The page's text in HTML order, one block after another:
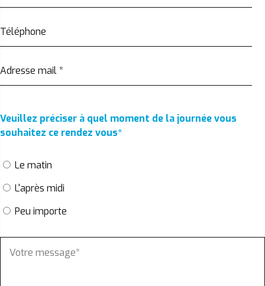
Téléphone
Adresse mail*
Veuillez préciser à quel moment de la journée vous
souhaitez ce rendez vous*
Le matin
L'après midi
Peu importe